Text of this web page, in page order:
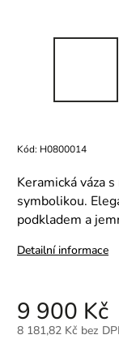
Kód: H0800014
Keramická váza
symbolikou.
podkladem a
Detailní informace
9 900 Kč
8 181,82 Kč bez